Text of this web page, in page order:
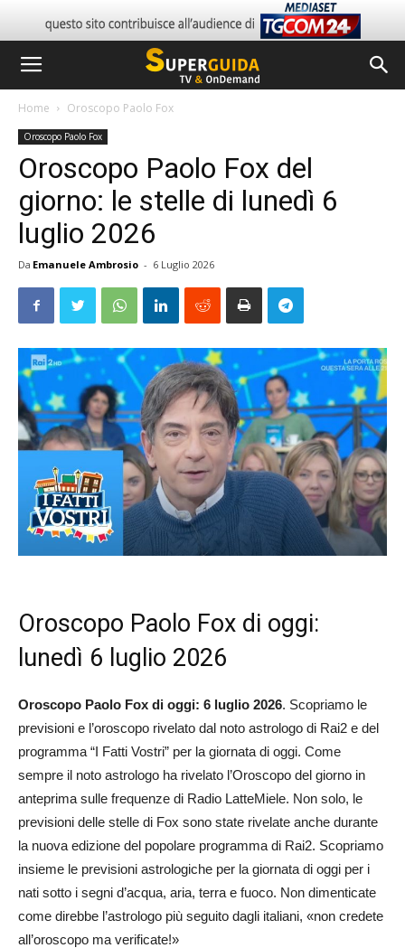
Home Oroscopo Paolo Fox
Oroscopo Paolo Fox
Oroscopo Paolo Fox del
giorno: le stelle di lunedì 6
luglio 2026
Da Emanuele Ambrosio - 6 Luglio 2026
Oroscopo Paolo Fox di oggi:
lunedì 6 luglio 2026
Oroscopo Paolo Fox di oggi: 6 luglio 2026. Scopriamo le
previsioni e l’oroscopo rivelato dal noto astrologo di Rai2 e del
programma “I Fatti Vostri” per la giornata di oggi. Come
sempre il noto astrologo ha rivelato l’Oroscopo del giorno in
anteprima sulle frequenze di Radio LatteMiele. Non solo, le
previsioni delle stelle di Fox sono state rivelate anche durante
la nuova edizione del popolare programma di Rai2. Scopriamo
insieme le previsioni astrologiche per la giornata di oggi per i
nati sotto i segni d’acqua, aria, terra e fuoco. Non dimenticate
come direbbe l’astrologo più seguito dagli italiani, «non credete
all’oroscopo ma verificate!»